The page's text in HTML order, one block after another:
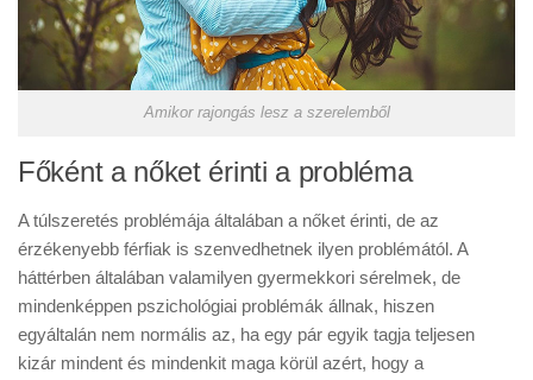
Amikor rajongás lesz a szerelemből
Főként a nőket érinti a probléma
A túlszeretés problémája általában a nőket érinti, de az
érzékenyebb férfiak is szenvedhetnek ilyen problémától. A
háttérben általában valamilyen gyermekkori sérelmek, de
mindenképpen pszichológiai problémák állnak, hiszen
egyáltalán nem normális az, ha egy pár egyik tagja teljesen
kizár mindent és mindenkit maga körül azért, hogy a